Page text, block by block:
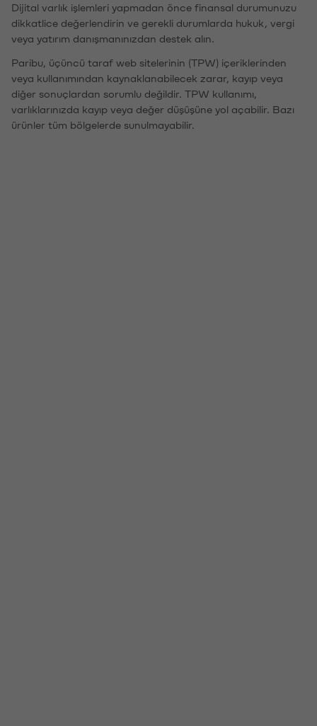
Dijital varlık işlemleri yapmadan önce finansal durumunuzu
dikkatlice değerlendirin ve gerekli durumlarda hukuk, vergi
veya yatırım danışmanınızdan destek alın.
Paribu, üçüncü taraf web sitelerinin (TPW) içeriklerinden
veya kullanımından kaynaklanabilecek zarar, kayıp veya
diğer sonuçlardan sorumlu değildir. TPW kullanımı,
varlıklarınızda kayıp veya değer düşüşüne yol açabilir. Bazı
ürünler tüm bölgelerde sunulmayabilir.